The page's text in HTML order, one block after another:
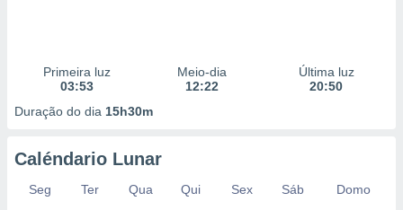
Primeira luz
03:53
Meio-dia
12:22
Última luz
20:50
Duração do dia 15h30m
Caléndario Lunar
Seg Ter Qua Qui Sex Sáb
Domo